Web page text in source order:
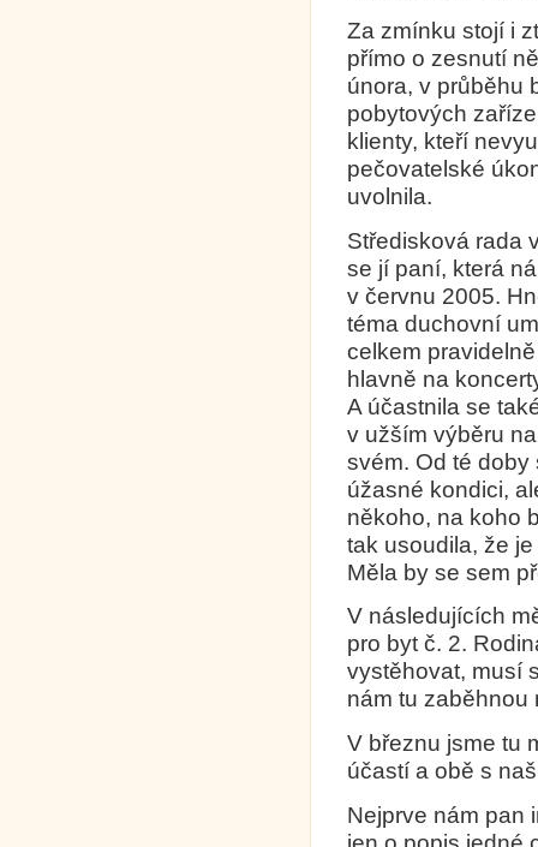
Za zmínku stojí i
přímo o zesnutí
února, v průběhu
pobytových
klienty, kteří
pečovatelské
uvolnila.
Středisková rada
se jí paní, která
v červnu 2005.
téma duchovní
celkem
hlavně na
A účastnila se
v užším výběru
svém. Od té doby
úžasné kondici,
někoho, na koho
tak usoudila, že
Měla by se sem
V následujících
pro byt č. 2.
vystěhovat, musí
nám tu zaběhnou
V březnu jsme tu
účastí a obě s
Nejprve nám pan